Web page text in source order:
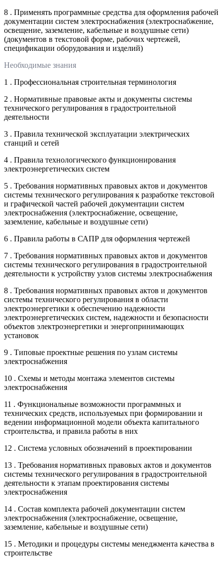
8 . Применять программные средства для оформления рабочей
документации систем электроснабжения (электроснабжение,
освещение, заземление, кабельные и воздушные сети)
(документов в текстовой форме, рабочих чертежей,
спецификации оборудования и изделий)
Необходимые знания
1 . Профессиональная строительная терминология
2 . Нормативные правовые акты и документы системы
технического регулирования в градостроительной
деятельности
3 . Правила технической эксплуатации электрических
станций и сетей
4 . Правила технологического функционирования
электроэнергетических систем
5 . Требования нормативных правовых актов и документов
системы технического регулирования к разработке текстовой
и графической частей рабочей документации систем
электроснабжения (электроснабжение, освещение,
заземление, кабельные и воздушные сети)
6 . Правила работы в САПР для оформления чертежей
7 . Требования нормативных правовых актов и документов
системы технического регулирования в градостроительной
деятельности к устройству узлов системы электроснабжения
8 . Требования нормативных правовых актов и документов
системы технического регулирования в области
электроэнергетики к обеспечению надежности
электроэнергетических систем, надежности и безопасности
объектов электроэнергетики и энергопринимающих
установок
9 . Типовые проектные решения по узлам системы
электроснабжения
10 . Схемы и методы монтажа элементов системы
электроснабжения
11 . Функциональные возможности программных и
технических средств, используемых при формировании и
ведении информационной модели объекта капитального
строительства, и правила работы в них
12 . Система условных обозначений в проектировании
13 . Требования нормативных правовых актов и документов
системы технического регулирования в градостроительной
деятельности к этапам проектирования системы
электроснабжения
14 . Состав комплекта рабочей документации систем
электроснабжения (электроснабжение, освещение,
заземление, кабельные и воздушные сети)
15 . Методики и процедуры системы менеджмента качества в
строительстве